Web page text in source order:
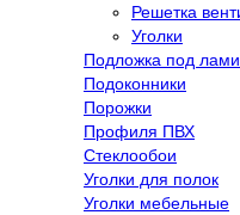
Решетка
Уголки
Подложка под
Подоконники
Порожки
Профиля ПВХ
Стеклообои
Уголки для полок
Уголки мебельные